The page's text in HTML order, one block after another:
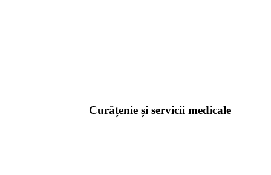
Curățenie și servicii medicale